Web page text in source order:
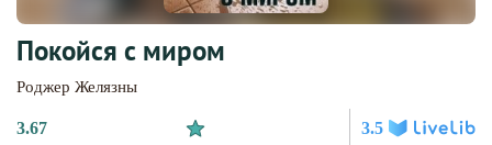
Покойся с миром
Роджер Желязны
3.67 3.5